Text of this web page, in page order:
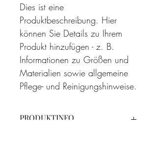
Dies ist eine
Produktbeschreibung. Hier
können Sie Details zu Ihrem
Produkt hinzufügen - z. B.
Informationen zu Größen und
Materialien sowie allgemeine
Pflege- und Reinigungshinweise.
PRODUKTINFO